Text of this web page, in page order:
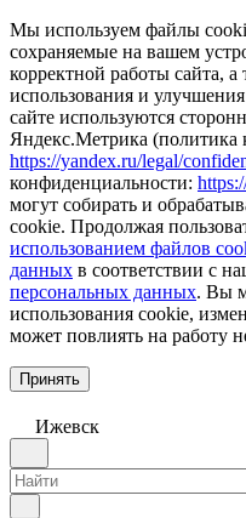
Мы используем файлы
сохраняемые на вашем
корректной работы сайта, а
использования и
сайте используются
Яндекс.Метрика (политика
https://yandex.ru/legal/
конфиденциальности:
могут собирать и
cookie. Продолжая
использованием файлов
данных в соответствии с
персональных данных. Вы
использования cookie,
может повлиять на работу
Принять
Ижевск